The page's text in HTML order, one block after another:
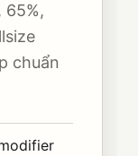
65%,
chuẩn